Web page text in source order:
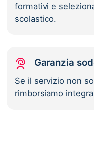
formativi e
scolastico.
Garanzia
Se il servizio non
rimborsiamo